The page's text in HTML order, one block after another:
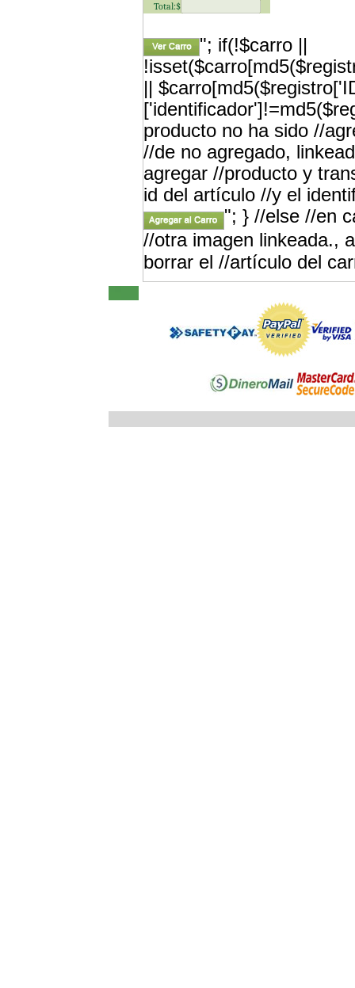
Total:$
"; if(!$carro ||
||
producto no ha sido //
//de no agregado,
agregar //producto y
id del artículo //y el
"; } //else //en
//otra imagen linkeada.,
borrar el //artículo del